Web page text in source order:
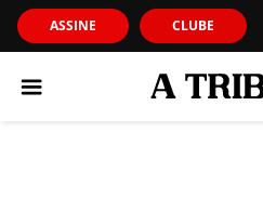
ASSINE CLUBE